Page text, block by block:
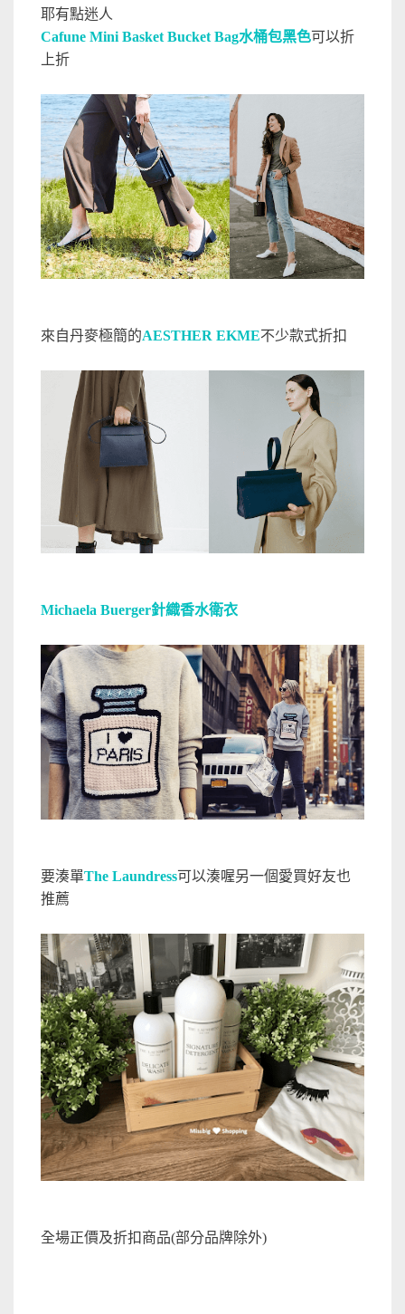
耶有點迷人
Cafune Mini Basket Bucket Bag水桶包黑色可以折
上折
來自丹麥極簡的AESTHER EKME不少款式折扣
Michaela Buerger針織香水衛衣
要湊單The Laundress可以湊喔另一個愛買好友也
推薦
全場正價及折扣商品(部分品牌除外)